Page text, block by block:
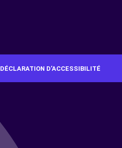
DÉCLARATION D’ACCESSIBILITÉ